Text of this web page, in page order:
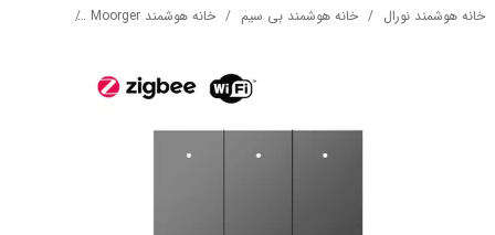
خروج از حساب کاربری
خانه هوشمند نورال خانه هوشمند بی سیم خانه هوشمند Moorger